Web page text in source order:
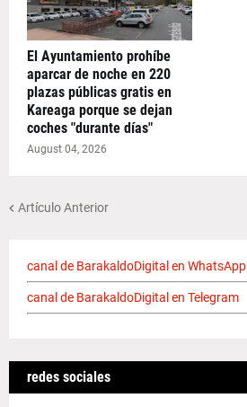
El Ayuntamiento prohíbe
aparcar de noche en 220
plazas públicas gratis en
Kareaga porque se dejan
coches "durante días"
August 04, 2026
Artículo Anterior
canal de BarakaldoDigital en WhatsApp
canal de BarakaldoDigital en Telegram
redes sociales